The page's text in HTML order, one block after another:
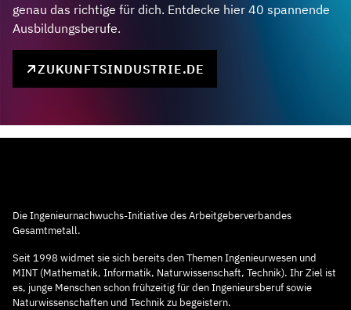
genau das richtige für dich. Entdecke hier 40 spannende
Ausbildungsberufe.
ZUKUNFTSINDUSTRIE.DE
Die Ingenieurnachwuchs-Initiative des Arbeitgeberverbandes
Gesamtmetall.
Seit 1998 widmet sie sich bereits den Themen Ingenieurwesen und
MINT (Mathematik, Informatik, Naturwissenschaft, Technik). Ihr Ziel ist
es, junge Menschen schon frühzeitig für den Ingenieursberuf sowie
Naturwissenschaften und Technik zu begeistern.